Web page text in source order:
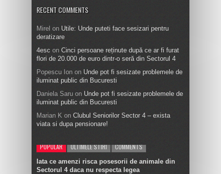
RECENT COMMENTS
Mirel on Utile: Unde puteti face sesizari pentru
deratizare
4esc on Cinci persoane reținute după ce ar fi furat
flori de 20.000 de euro dintr-o seră din Sectorul 4
Popescu Ion on Unde pot fi sesizate problemele de
iluminat public din Bucuresti
Daniela Saru on Unde pot fi sesizate problemele de
iluminat public din Bucuresti
Marian K on Clubul Seniorilor Sector 4 – exista
viata si dupa pensionare!
POPULAR ULTIMELE STIRI COMMENTS
Iata ce amenzi risca posesorii de animale din
Sectorul 4 daca nu respecta legea